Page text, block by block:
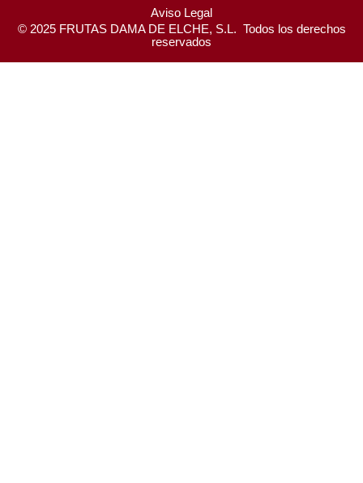
© 2025 FRUTAS DAMA DE ELCHE, S.L. Todos los derechos
reservados
Aviso Legal